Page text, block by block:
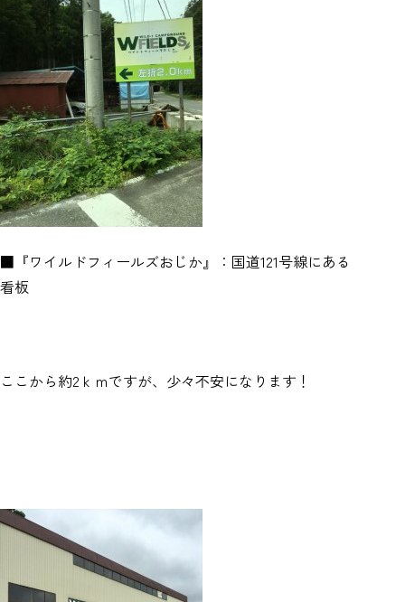
■『ワイルドフィールズおじか』：国道121号線にある
看板
ここから約2ｋｍですが、少々不安になります！